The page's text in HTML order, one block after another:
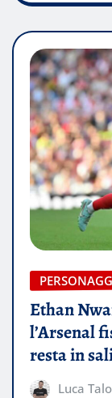
Ethan
l’Arsenal
resta in
Luca